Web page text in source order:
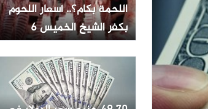
اللحمة بكام؟.. أسعار اللحوم
بكفر الشيخ الخميس 6
أغسطس 2026